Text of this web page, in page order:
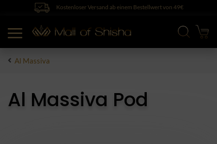
Kostenloser Versand ab einem Bestellwert von 49€
Al Massiva
Al Massiva Pod